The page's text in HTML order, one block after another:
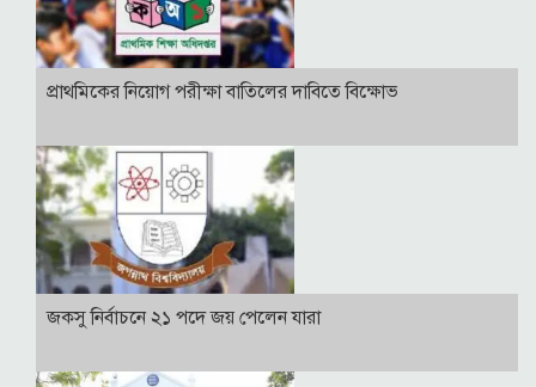
প্রাথমিকের নিয়োগ পরীক্ষা বাতিলের দাবিতে বিক্ষোভ
জকসু নির্বাচনে ২১ পদে জয় পেলেন যারা